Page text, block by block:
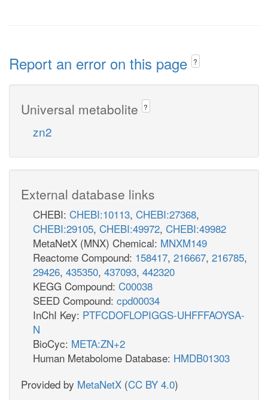
Report an error on this page ?
Universal metabolite ?
zn2
External database links
CHEBI: CHEBI:10113, CHEBI:27368,
CHEBI:29105, CHEBI:49972, CHEBI:49982
MetaNetX (MNX) Chemical: MNXM149
Reactome Compound: 158417, 216667, 216785,
29426, 435350, 437093, 442320
KEGG Compound: C00038
SEED Compound: cpd00034
InChI Key: PTFCDOFLOPIGGS-UHFFFAOYSA-
N
BioCyc: META:ZN+2
Human Metabolome Database: HMDB01303
Provided by MetaNetX (CC BY 4.0)